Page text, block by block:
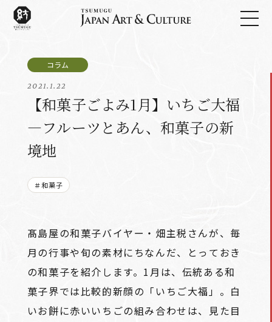
2021.1.22
【和菓子ごよみ1月】いちご大福
―フルーツとあん、和菓子の新
境地
＃和菓子
髙島屋の和菓子バイヤー・畑主税さんが、毎
月の行事や旬の素材にちなんだ、とっておき
の和菓子を紹介します。1月は、伝統ある和
菓子界では比較的新顔の「いちご大福」。白
いお餅に赤いいちごの組み合わせは、見た目